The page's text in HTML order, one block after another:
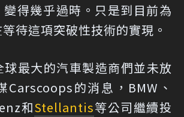
得幾乎過時。只是到目前為
待這項突破性技術的實現。
最大的汽車製造商們並未放
Carscoops的消息 ，BMW、
和Stellantis等公司繼續投